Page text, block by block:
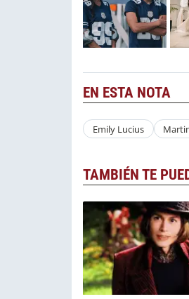
EN ESTA NOTA
Emily Lucius
TAMBIÉN TE